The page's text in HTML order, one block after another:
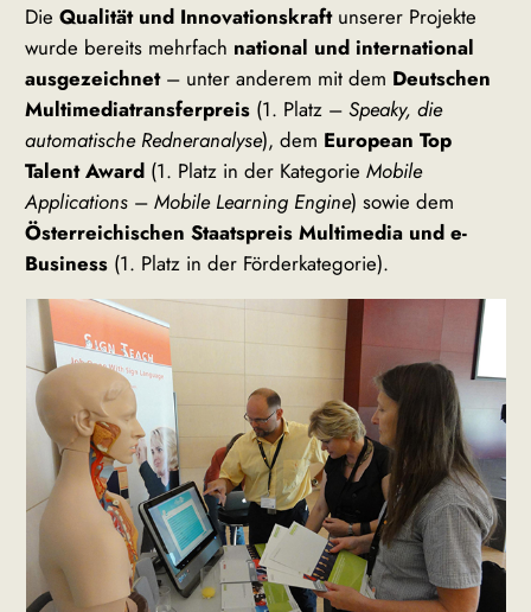
DieQualität und Innovationskraftunserer Projekte
wurde bereits mehrfach national und international
ausgezeichnet– unter anderem mit dem Deutschen
Multimediatransferpreis (1. Platz –Speaky, die
automatische Redneranalyse), dem European Top
Talent Award (1. Platz in der KategorieMobile
Applications –Mobile Learning Engine) sowie dem
Österreichischen Staatspreis Multimedia und e-
Business (1. Platz in der Förderkategorie).